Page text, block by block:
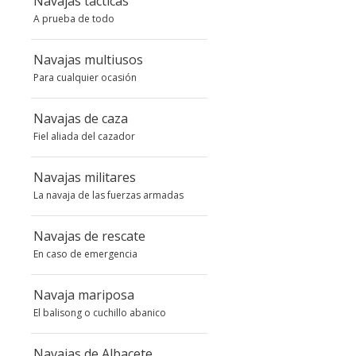
A prueba de todo
Navajas multiusos
Para cualquier ocasión
Navajas de caza
Fiel aliada del cazador
Navajas militares
La navaja de las fuerzas armadas
Navajas de rescate
En caso de emergencia
Navaja mariposa
El balisong o cuchillo abanico